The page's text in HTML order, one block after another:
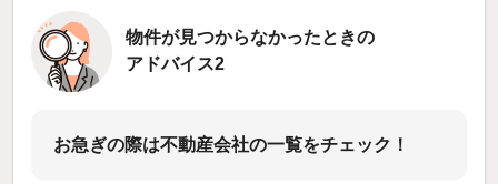
物件が見つからなかったときの
アドバイス2
お急ぎの際は不動産会社の一覧をチェック！